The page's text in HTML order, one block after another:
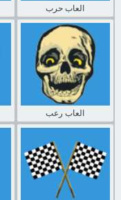
العاب حرب
العاب رعب